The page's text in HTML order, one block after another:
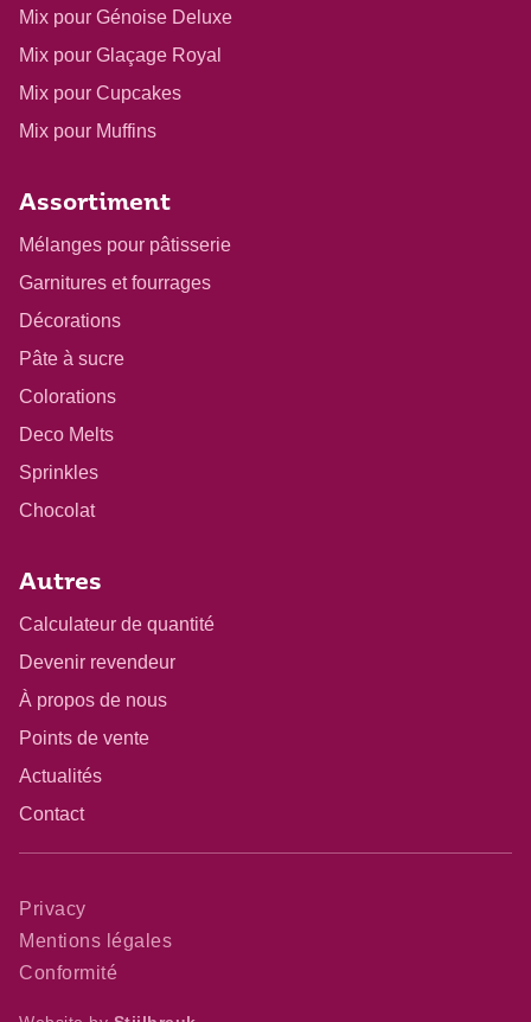
Mix pour Génoise Deluxe
Mix pour Glaçage Royal
Mix pour Cupcakes
Mix pour Muffins
Assortiment
Mélanges pour pâtisserie
Garnitures et fourrages
Décorations
Pâte à sucre
Colorations
Deco Melts
Sprinkles
Chocolat
Autres
Calculateur de quantité
Devenir revendeur
À propos de nous
Points de vente
Actualités
Contact
Privacy
Mentions légales
Conformité